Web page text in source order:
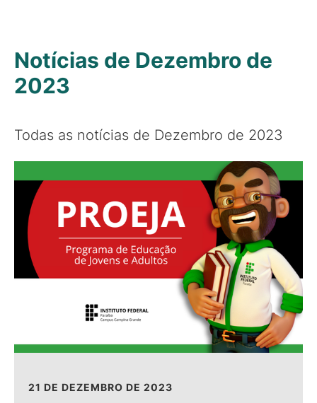
Notícias de Dezembro de
2023
Todas as notícias de Dezembro de 2023
21 DE DEZEMBRO DE 2023